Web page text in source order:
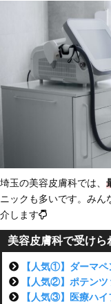
埼玉の美容皮膚科では、
ニックも多いです。みん
介します
美容皮膚科で受けら
【人気①】ダーマ
【人気②】ポテン
【人気③】医療ハ